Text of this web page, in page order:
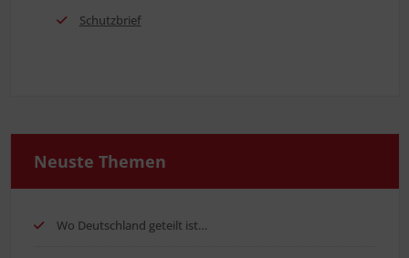
Schutz­brief
Neus­te Themen
Wo Deutsch­land geteilt ist…